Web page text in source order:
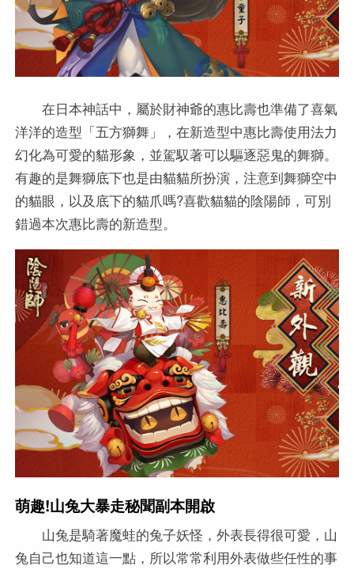
在日本神話中，屬於財神爺的惠比壽也準備了喜氣
洋洋的造型「五方獅舞」，在新造型中惠比壽使用法力
幻化為可愛的貓形象，並駕馭著可以驅逐惡鬼的舞獅。
有趣的是舞獅底下也是由貓貓所扮演，注意到舞獅空中
的貓眼，以及底下的貓爪嗎?喜歡貓貓的陰陽師，可別
錯過本次惠比壽的新造型。
萌趣!山兔大暴走秘聞副本開啟
山兔是騎著魔蛙的兔子妖怪，外表長得很可愛，山
兔自己也知道這一點，所以常常利用外表做些任性的事